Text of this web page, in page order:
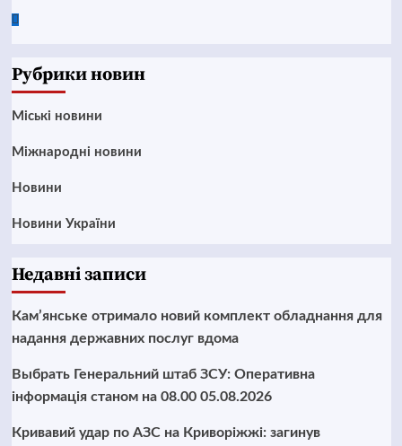
Google
Рубрики новин
Mіські новини
Міжнародні новини
Новини
Новини України
Недавні записи
Кам’янське отримало новий комплект обладнання для
надання державних послуг вдома
Выбрать Генеральний штаб ЗСУ: Оперативна
інформація станом на 08.00 05.08.2026
Кривавий удар по АЗС на Криворіжжі: загинув